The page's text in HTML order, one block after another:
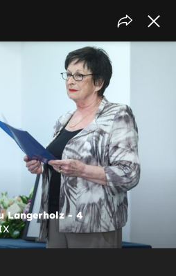
Langerholz - 4